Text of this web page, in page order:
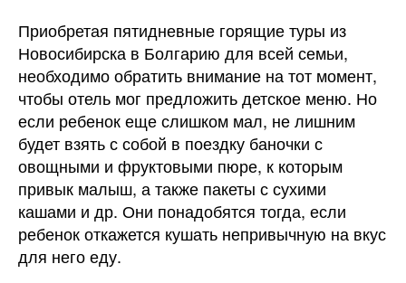
Приобретая пятидневные горящие туры из
Новосибирска в Болгарию для всей семьи,
необходимо обратить внимание на тот момент,
чтобы отель мог предложить детское меню. Но
если ребенок еще слишком мал, не лишним
будет взять с собой в поездку баночки с
овощными и фруктовыми пюре, к которым
привык малыш, а также пакеты с сухими
кашами и др. Они понадобятся тогда, если
ребенок откажется кушать непривычную на вкус
для него еду.